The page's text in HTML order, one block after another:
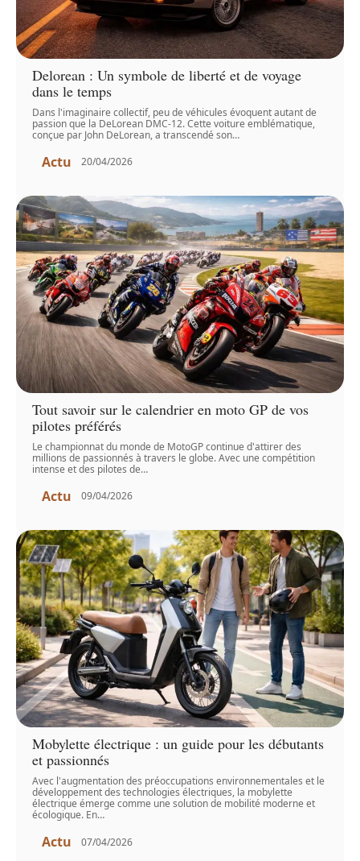
Delorean : Un symbole de liberté et de voyage
dans le temps
Dans l'imaginaire collectif, peu de véhicules évoquent autant de
passion que la DeLorean DMC-12. Cette voiture emblématique,
conçue par John DeLorean, a transcendé son…
Actu 20/04/2026
Tout savoir sur le calendrier en moto GP de vos
pilotes préférés
Le championnat du monde de MotoGP continue d'attirer des
millions de passionnés à travers le globe. Avec une compétition
intense et des pilotes de…
Actu 09/04/2026
Mobylette électrique : un guide pour les débutants
et passionnés
Avec l'augmentation des préoccupations environnementales et le
développement des technologies électriques, la mobylette
électrique émerge comme une solution de mobilité moderne et
écologique. En…
Actu 07/04/2026